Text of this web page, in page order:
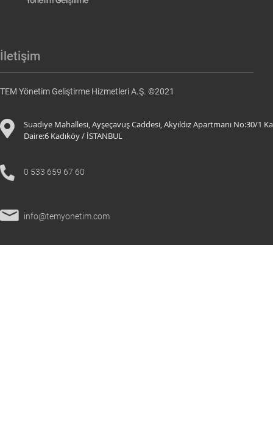
İletişim
TEM Yönetim Geliştirme Hizmetleri A.Ş. ©2021
Suadiye Mahallesi, Ayşeçavuş Caddesi, Akyıldız Apartmanı No:30/1
Daire:6 Kadıköy / İSTANBUL
0 533 659 67 60
info@temyonetim.com